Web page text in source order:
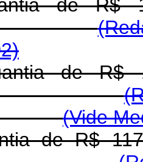
de R$
de R$
(Vide
de R$